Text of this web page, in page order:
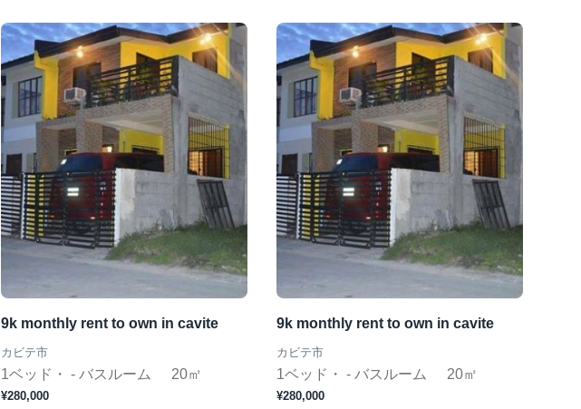
9k monthly rent to own in cavite
カビテ市
1ベッド・ - バスルーム 20㎡
¥280,000
9k monthly rent to own in cavite
カビテ市
1ベッド・ - バスルーム 20㎡
¥280,000